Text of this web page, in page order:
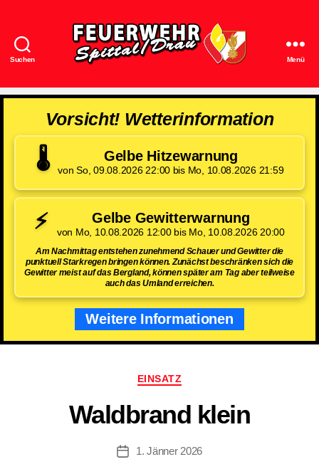
Suchen
Spittal/Drau
Menü
Vorsicht! Wetterinformation
🌡️ Gelbe Hitzewarnung
von So, 09.08.2026 22:00 bis Mo, 10.08.2026 21:59
⚡ Gelbe Gewitterwarnung
von Mo, 10.08.2026 12:00 bis Mo, 10.08.2026 20:00
Am Nachmittag entstehen zunehmend Schauer und Gewitter die
punktuell Starkregen bringen können. Zunächst beschränken sich die
Gewitter meist auf das Bergland, können später am Tag aber teilweise
auch das Umland erreichen.
Weitere Informationen
Kategorien
EINSATZ
Waldbrand klein
Beitragsdatum
1. Jänner 2026